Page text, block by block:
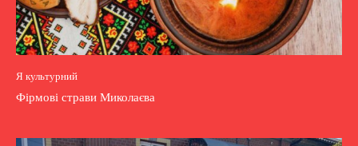
Я культурний
Фірмові страви Миколаєва